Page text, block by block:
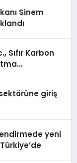
Sinem
Sıfır Karbon
giriş
yeni